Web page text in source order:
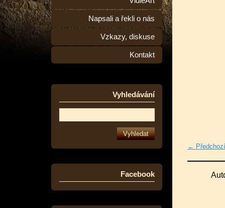
Napsali a řekli o nás
Vzkazy, diskuse
Kontakt
Vyhledávání
Facebook
← Předchozí